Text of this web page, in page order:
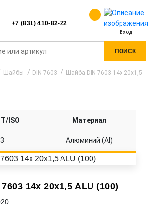
+7 (831) 410-82-22
Вход
ПОИСК
Шайбы DIN 7603
Шайба DIN 7603 14x 20x1,5
14x 20x1,5 ALU (100)
ISO Материал
Алюминий (Al)